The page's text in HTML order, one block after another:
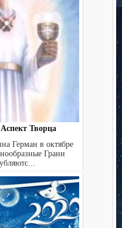
Творца
Герман в октябре
Грани